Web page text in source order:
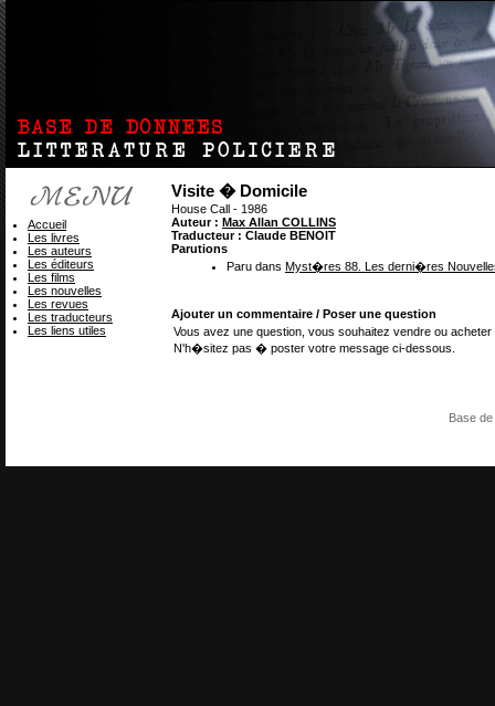
Visite � Domicile
House Call - 1986
Auteur : Max Allan COLLINS
Traducteur : Claude BENOIT
Parutions
Paru dans Myst�res 88. Les derni�res
Ajouter un commentaire / Poser une question
Vous avez une question, vous souhaitez vendre ou
N'h�sitez pas � poster votre message ci-dessous.
Accueil
Les livres
Les auteurs
Les éditeurs
Les films
Les nouvelles
Les revues
Les traducteurs
Les liens utiles
Base